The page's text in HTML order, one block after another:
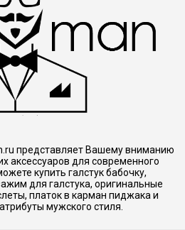
представляет Вашему вниманию
аксессуаров для современного
купить галстук бабочку,
для галстука, оригинальные
платок в карман пиджака и
мужского стиля.